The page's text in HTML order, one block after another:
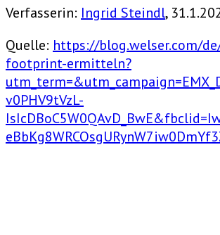
Verfasserin: Ingrid Steindl,
Quelle: https://blog.welser.com/
footprint-ermitteln?
v0PHV9tVzL-